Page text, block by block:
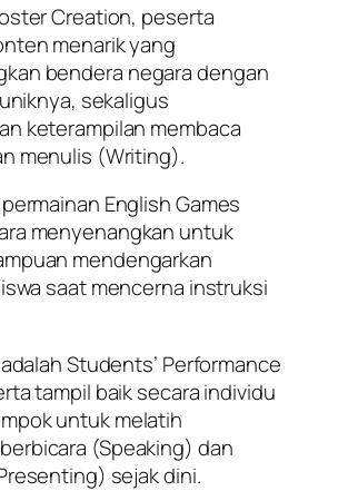
Creation, peserta
menarik yang
bendera negara dengan
sekaligus
keterampilan membaca
menulis (Writing).
English Games
menyenangkan untuk
mendengarkan
saat mencerna instruksi
Students’ Performance
tampil baik secara individu
untuk melatih
(Speaking) dan
sejak dini.